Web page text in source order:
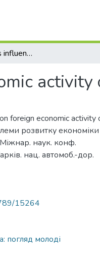
Globalization and its influence on foreign economic activity of Ukraine
activity
foreign economic activity
розвитку економіки
Міжнар. наук. конф.
нац. автомоб.-дор.
15264
погляд молоді